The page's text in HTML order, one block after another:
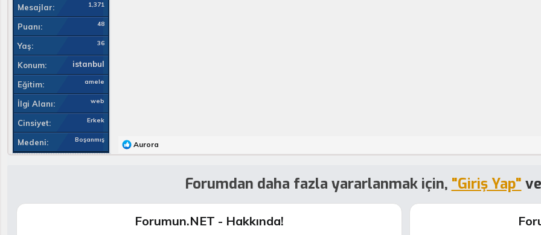
Mesajlar 1,371
Puanı 48
Yaş 36
Konum istanbul
Eğitim amele
İlgi Alanı web
Cinsiyet Erkek
Medeni Boşanmış
T
e
e
Aurora
Forumdan daha fazla yararlanmak için, "Giriş Yap"
Forumun.NET - Hakkında!